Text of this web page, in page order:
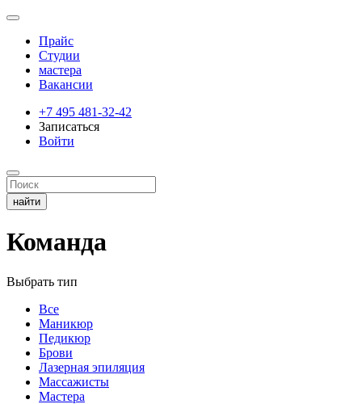
Прайс
Студии
мастера
Вакансии
+7 495 481-32-42
Записаться
Войти
Команда
Выбрать тип
Все
Маникюр
Педикюр
Брови
Лазерная эпиляция
Массажисты
Мастера